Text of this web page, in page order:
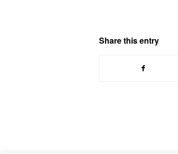
Share this entry